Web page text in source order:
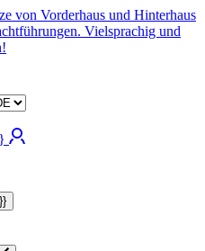
von Vorderhaus und Hinterhaus
Vielsprachig und